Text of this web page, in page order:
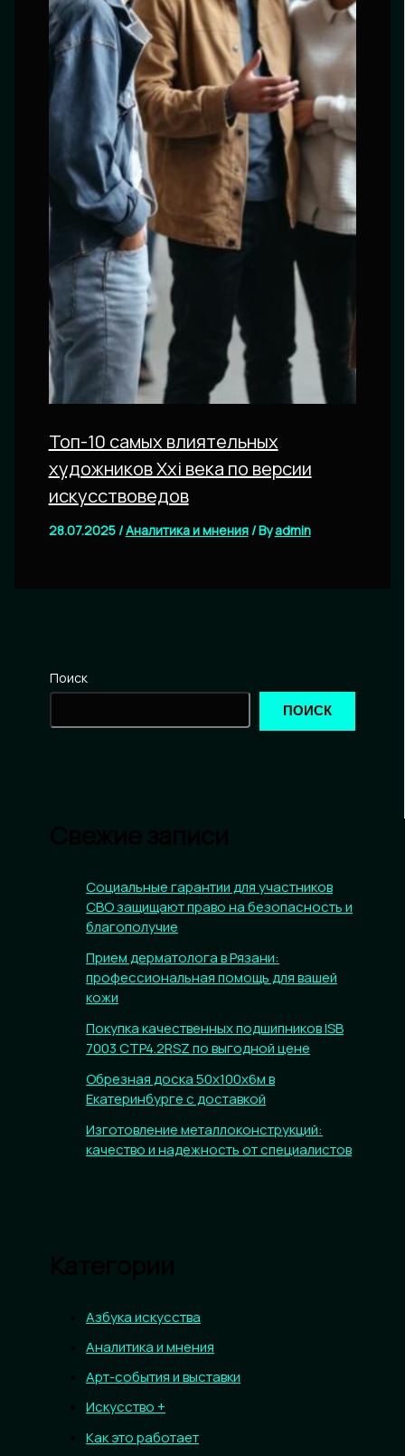
Топ-10 самых влиятельных
художников Xxi века по версии
искусствоведов
28.07.2025/Аналитика и мнения/ Byadmin
Поиск
ПОИСК
Социальные гарантии для участников
СВО защищают право на безопасность и
благополучие
Прием дерматолога в Рязани:
профессиональная помощь для вашей
кожи
Покупка качественных подшипников ISB
7003 CTP4.2RSZ по выгодной цене
Обрезная доска 50х100х6м в
Екатеринбурге с доставкой
Изготовление металлоконструкций:
качество и надежность от специалистов
Азбука искусства
Аналитика и мнения
Арт-события и выставки
Искусство +
Как это работает